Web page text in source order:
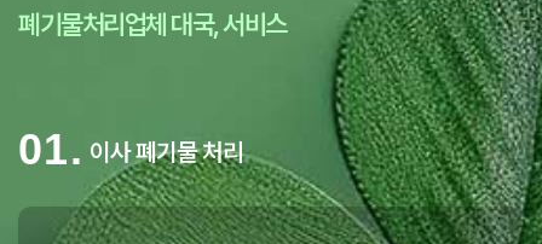
폐기물처리업체 대국, 서비스
01. 이사 폐기물 처리